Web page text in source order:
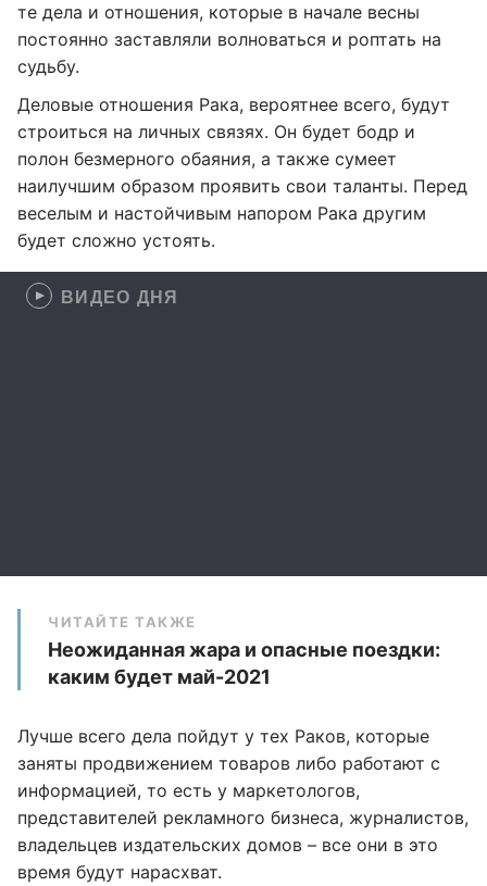
те дела и отношения, которые в начале весны
постоянно заставляли волноваться и роптать на
судьбу.
Деловые отношения Рака, вероятнее всего, будут
строиться на личных связях. Он будет бодр и
полон безмерного обаяния, а также сумеет
наилучшим образом проявить свои таланты. Перед
веселым и настойчивым напором Рака другим
будет сложно устоять.
ВИДЕО ДНЯ
ЧИТАЙТЕ ТАКЖЕ
Неожиданная жара и опасные поездки:
каким будет май-2021
Лучше всего дела пойдут у тех Раков, которые
заняты продвижением товаров либо работают с
информацией, то есть у маркетологов,
представителей рекламного бизнеса, журналистов,
владельцев издательских домов – все они в это
время будут нарасхват.